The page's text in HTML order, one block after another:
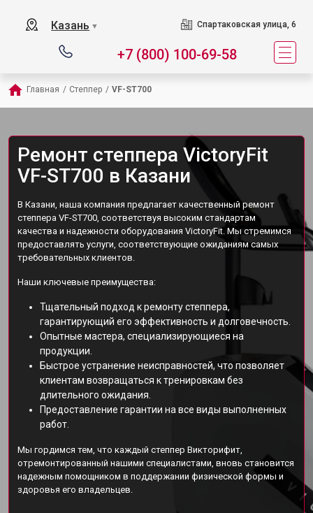
Казань ▼ Спартаковская улица, 6
+7 (800) 100-69-58
Главная / Степпер / VF-ST700
Ремонт степпера VictoryFit
VF-ST700 в Казани
В Казани, наша компания предлагает качественный ремонт
степпера VF-ST700, соответствуя высоким стандартам
качества и надежности оборудования VictoryFit. Мы стремимся
предоставлять услуги, соответствующие ожиданиям самых
требовательных клиентов.
Наши ключевые преимущества:
Тщательный подход к ремонту степпера,
гарантирующий его эффективность и долговечность.
Опытные мастера, специализирующиеся на
продукции.
Быстрое устранение неисправностей, что позволяет
клиентам возвращаться к тренировкам без
длительного ожидания.
Предоставление гарантии на все виды выполненных
работ.
Мы гордимся тем, что каждый степпер Викторифит,
отремонтированный нашими специалистами, вновь становится
надежным помощником в поддержании физической формы и
здоровья его владельцев.